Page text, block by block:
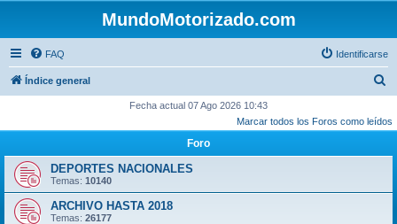
MundoMotorizado.com
FAQ Identificarse
Índice general
s
Fecha actual 07 Ago 2026 10:43
Marcar todos los Foros como leídos
Foro
DEPORTES NACIONALES
Temas: 10140
ARCHIVO HASTA 2018
Temas: 26177